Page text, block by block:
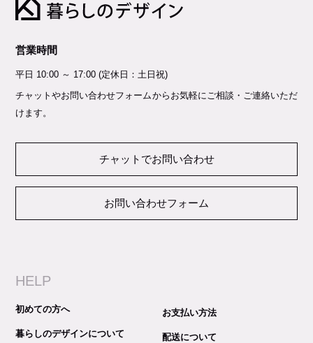
営業時間
平日 10:00 ～ 17:00 (定休日：土日祝)
チャットやお問い合わせフォームからお気軽にご相談・ご連絡いただ
けます。
チャットでお問い合わせ
お問い合わせフォーム
HELP
初めての方へ
暮らしのデザインについて
お支払い方法
配送について